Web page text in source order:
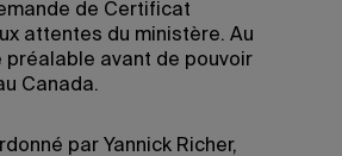
de Certificat
attentes du ministère. Au
préalable avant de pouvoir
Canada.
par Yannick Richer,